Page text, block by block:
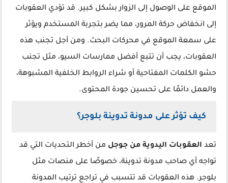
الموقع على الوصول إلى الزوار بشكل كبير. قد تؤدي العقوبات
إلى انخفاض حركة المرور، مما يضر بتجربة المستخدم ويؤثر
على سمعة الموقع في محركات البحث. ومن أجل تجنب هذه
العقوبات، يجب أن تتبع أفضل ممارسات السيو، مثل تجنب
حشو الكلمات المفتاحية أو شراء الروابط الخلفية المشبوهة،
والعمل دائمًا على تحسين جودة المحتوى.
كيف تؤثر على مدونة تدوينة بلوجر؟
تعد العقوبات اليدوية من جوجل من أخطر التحديات التي قد
تواجه أي صاحب مدونة تدوينة، خصوصًا على منصات مثل
بلوجر. هذه العقوبات قد تتسبب في تراجع ترتيب المدونة